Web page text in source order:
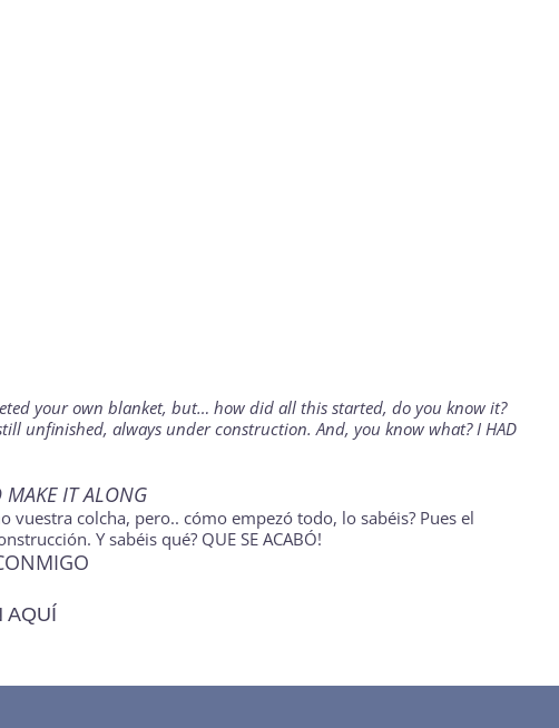
your own blanket, but… how did all this started, do you know it?
unfinished, always under construction. And, you know what? I HAD
IT ALONG
vuestra colcha, pero.. cómo empezó todo, lo sabéis? Pues el
Y sabéis qué? QUE SE ACABÓ!
AQUÍ